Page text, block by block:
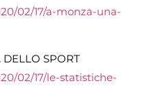
02/17/a-monza-una-
DELLO SPORT
02/17/le-statistiche-